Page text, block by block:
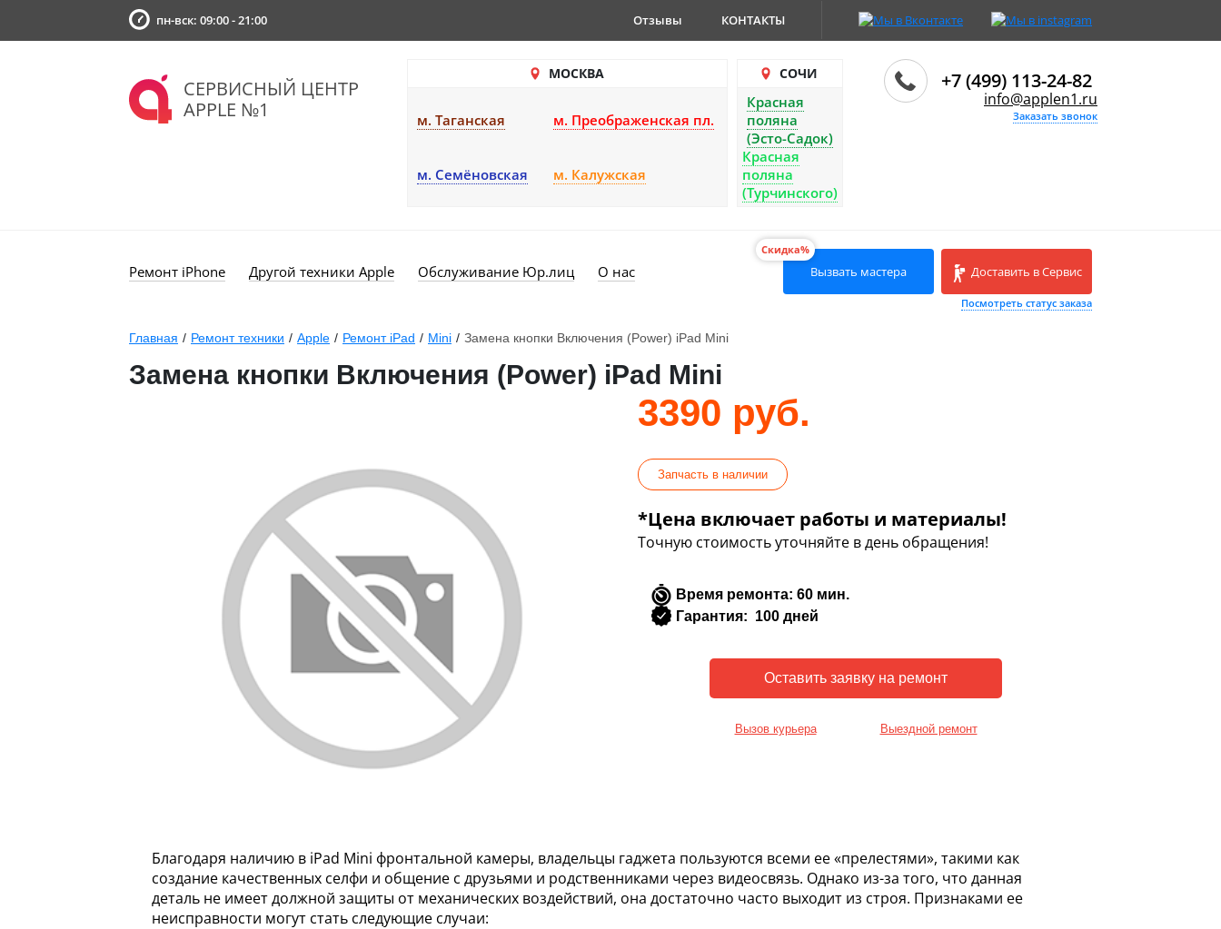
пн-вск: 09:00 - 21:00 Отзывы КОНТАКТЫ
СЕРВИСНЫЙ ЦЕНТР
APPLE №1
МОСКВА
м. Таганская м. Преображенская пл.
м. Семёновская м. Калужская
СОЧИ
Красная
поляна
(Эсто-Садок)
Красная
поляна
(Турчинского)
+7 (499) 113-24-82
info@applen1.ru
Заказать звонок
Ремонт iPhone Другой техники Apple Обслуживание Юр.лиц О нас
Скидка%
Вызвать мастера Доставить в Сервис
Посмотреть статус заказа
Главная / Ремонт техники / Apple / Ремонт iPad / Mini / Замена кнопки Включения (Power) iPad Mini
Замена кнопки Включения (Power) iPad Mini
3390 руб.
Запчасть в наличии
*Цена включает работы и материалы!
Точную стоимость уточняйте в день обращения!
Время ремонта: 60 мин.
Гарантия: 100 дней
Вызов курьера Выездной ремонт
Благодаря наличию в iPad Mini фронтальной камеры, владельцы гаджета пользуются всеми ее «прелестями», такими как
создание качественных селфи и общение с друзьями и родственниками через видеосвязь. Однако из-за того, что данная
деталь не имеет должной защиты от механических воздействий, она достаточно часто выходит из строя. Признаками ее
неисправности могут стать следующие случаи: